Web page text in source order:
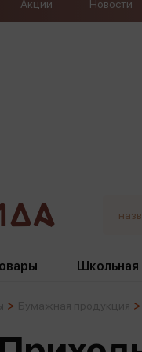
Акции Новости